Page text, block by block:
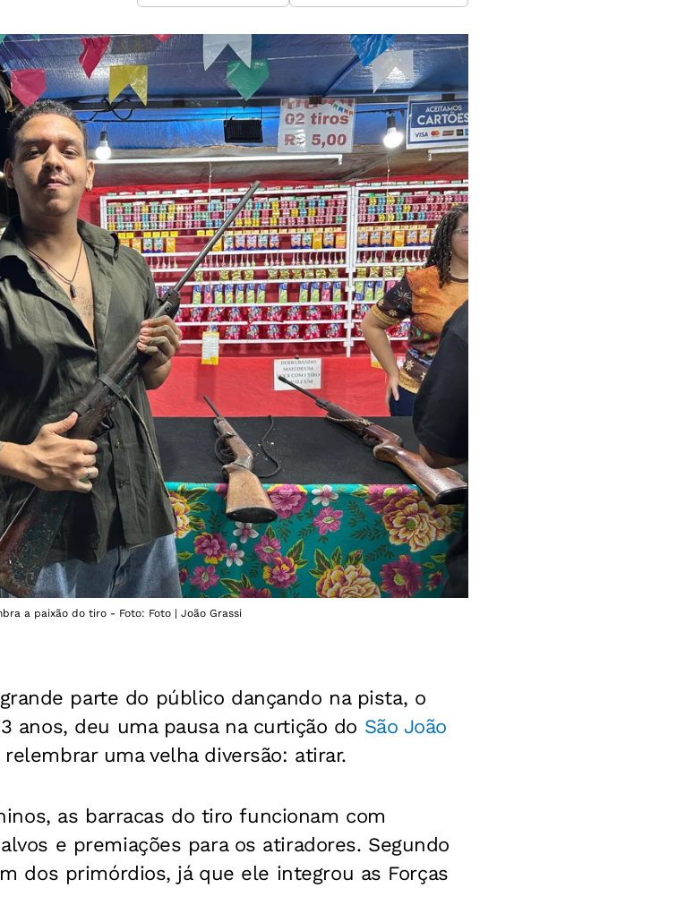
a paixão do tiro - Foto: Foto | João Grassi
parte do público dançando na pista, o
anos, deu uma pausa na curtição do São João
relembrar uma velha diversão: atirar.
as barracas do tiro funcionam com
e premiações para os atiradores. Segundo
dos primórdios, já que ele integrou as Forças